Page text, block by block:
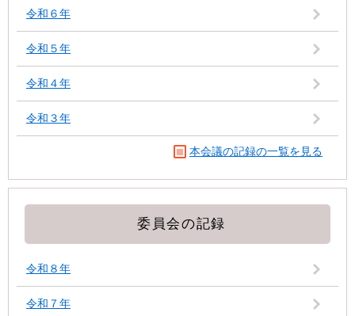
令和６年
令和５年
令和４年
令和３年
本会議の記録の一覧を見る
委員会の記録
令和８年
令和７年